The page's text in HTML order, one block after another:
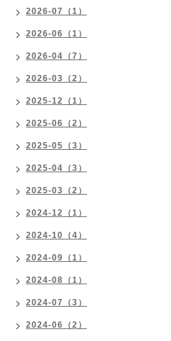
2026-07（1）
2026-06（1）
2026-04（7）
2026-03（2）
2025-12（1）
2025-06（2）
2025-05（3）
2025-04（3）
2025-03（2）
2024-12（1）
2024-10（4）
2024-09（1）
2024-08（1）
2024-07（3）
2024-06（2）